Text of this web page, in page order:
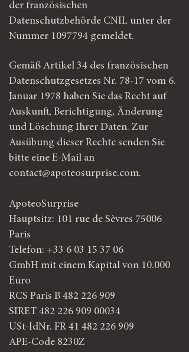
der französischen
Datenschutzbehörde CNIL unter der
Nummer 1097794 gemeldet.
Gemäß Artikel 34 des französischen
Datenschutzgesetzes Nr. 78-17 vom 6.
Januar 1978 haben Sie das Recht auf
Auskunft, Berichtigung, Änderung
und Löschung Ihrer Daten. Zur
Ausübung dieser Rechte senden Sie
bitte eine E-Mail an
contact@apoteosurprise.com.
ApoteoSurprise
Hauptsitz: 101 rue de Sèvres 75006
Paris
Telefon: +33 6 03 15 37 06
GmbH mit einem Kapital von 10.000
Euro
RCS Paris B 482 226 909
SIRET 482 226 909 00034
USt-IdNr. FR 41 482 226 909
APE-Code 8230Z